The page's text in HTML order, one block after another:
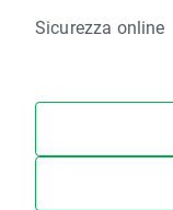
Sicurezza online